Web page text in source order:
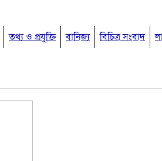
তথ্য ও প্রযুক্তি বানিজ্য বিচিত্র সংবাদ